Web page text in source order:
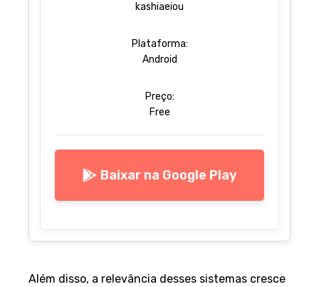
kashiaeiou
Plataforma:
Android
Preço:
Free
Baixar na Google Play
Além disso, a relevância desses sistemas cresce